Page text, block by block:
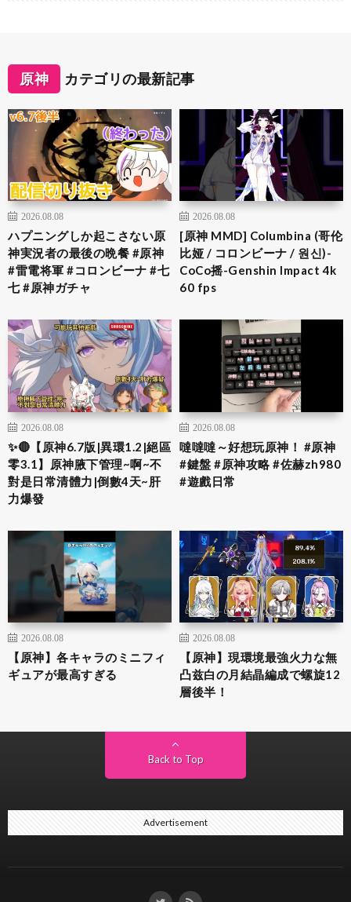
原神 カテゴリの最新記事
2026.08.08
ハプニングしか起こさない原
神実況者の最後の晩餐 #原神
#雷電将軍 #コロンビーナ #七
七 #原神ガチャ
2026.08.08
[原神 MMD] Columbina (哥伦
比娅 / コロンビーナ / 원신)-
CoCo摇-Genshin Impact 4k
60 fps
2026.08.08
✨🔴【原神6.7版|異環1.2|絕區
零3.1】原神腋下管理~啊~不
對是日常清體力|倒數4天~肝
力爆發
2026.08.08
噠噠噠～好想玩原神！ #原神
#鍵盤 #原神攻略 #佐赫zh980
#遊戲日常
2026.08.08
【原神】各キャラのミニフィ
ギュアが最高すぎる
2026.08.08
【原神】現環境最強火力な無
凸兹白の月結晶編成で螺旋12
層後半！
Back to Top
Advertisement